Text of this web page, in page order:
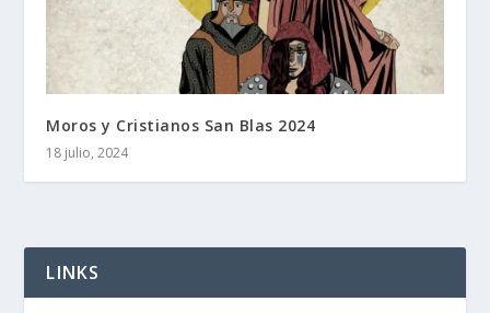
Moros y Cristianos San Blas 2024
18 julio, 2024
LINKS